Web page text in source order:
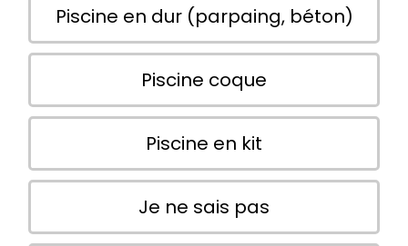
Piscine en dur (parpaing, béton)
Piscine coque
Piscine en kit
Je ne sais pas